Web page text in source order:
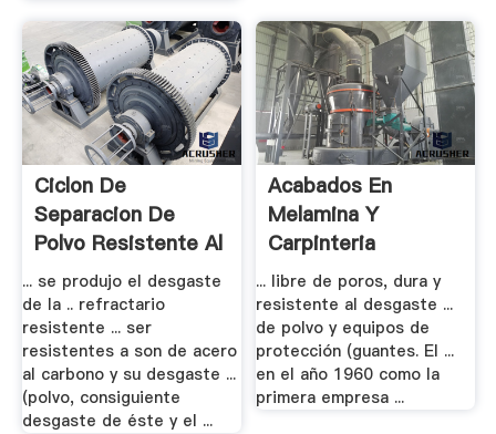
Ciclon De
Separacion De
Polvo Resistente Al
.
... se produjo el desgaste
de la .. refractario
resistente ... ser
resistentes a son de acero
al carbono y su desgaste ...
(polvo, consiguiente
desgaste de éste y el ...
Acabados En
Melamina Y
Carpinteria
Metalica - .
... libre de poros, dura y
resistente al desgaste ...
de polvo y equipos de
protección (guantes. El ...
en el año 1960 como la
primera empresa ...